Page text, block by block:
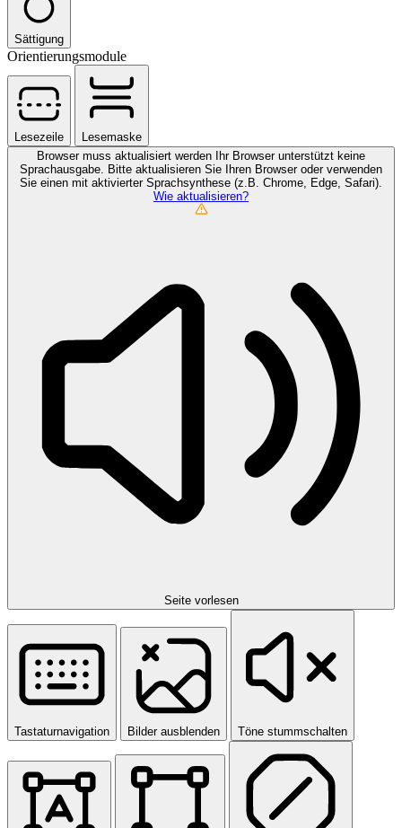
Sättigung
Orientierungsmodule
Lesezeile
Lesemaske
Browser muss aktualisiert werden Ihr Browser unterstützt keine
Sprachausgabe. Bitte aktualisieren Sie Ihren Browser oder verwenden
Sie einen mit aktivierter Sprachsynthese (z.B. Chrome, Edge, Safari).
Wie aktualisieren?
Seite vorlesen
Tastaturnavigation Bilder ausblenden Töne stummschalten